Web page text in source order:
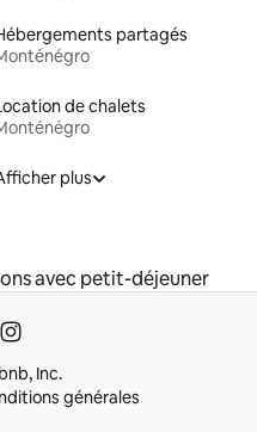
partagés
de chalets
plus
avec petit-déjeuner
Inc.
générales